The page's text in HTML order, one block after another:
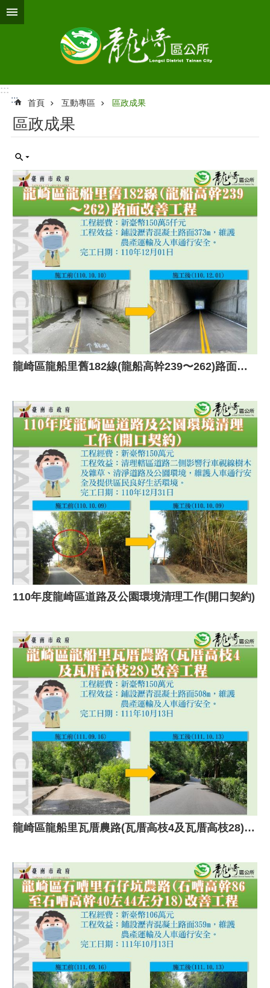
跳到主要內容區塊
:::
:::
首頁 互動專區 區政成果
區政成果
龍崎區龍船里舊182線(龍船高幹239〜262)路面改善工程
110年度龍崎區道路及公園環境清理工作(開口契約)
龍崎區龍船里瓦厝農路(瓦厝高枝4及瓦厝高枝28)改善工程